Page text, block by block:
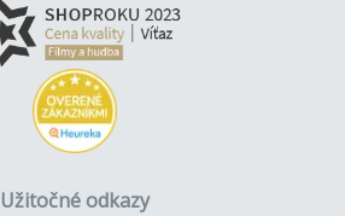
Užitočné odkazy